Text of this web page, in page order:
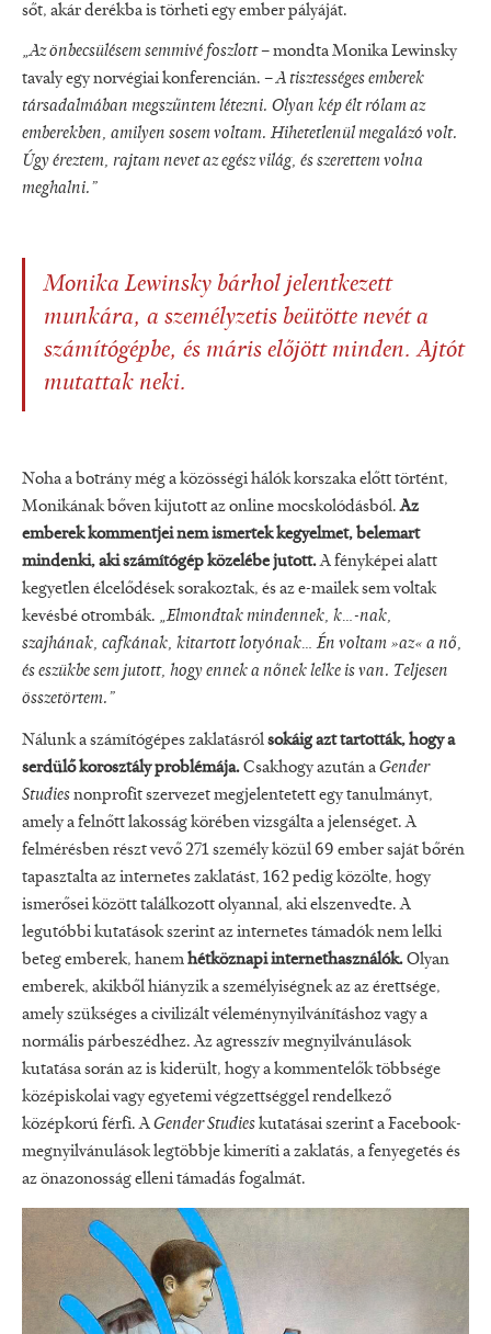
sőt, akár derékba is törheti egy ember pályáját.
„Az önbecsülésem semmivé foszlott– mondta Monika Lewinsky
tavaly egy norvégiai konferencián. –A tisztességes emberek
társadalmában megszűntem létezni. Olyan kép élt rólam az
emberekben, amilyen sosem voltam. Hihetetlenül megalázó volt.
Úgy éreztem, rajtam nevet az egész világ, és szerettem volna
meghalni.”
Monika Lewinsky bárhol jelentkezett
munkára, a személyzetis beütötte nevét a
számítógépbe, és máris előjött minden. Ajtót
mutattak neki.
Noha a botrány még a közösségi hálók korszaka előtt történt,
Monikának bőven kijutott az online mocskolódásból.Az
emberek kommentjei nem ismertek kegyelmet, belemart
mindenki, aki számítógép közelébe jutott.A fényképei alatt
kegyetlen élcelődések sorakoztak, és az e-mailek sem voltak
kevésbé otrombák. „Elmondtak mindennek, k…-nak,
szajhának, cafkának, kitartott lotyónak… Én voltam »az« a nő,
és eszükbe sem jutott, hogy ennek a nőnek lelke is van. Teljesen
összetörtem.”
Nálunk a számítógépes zaklatásrólsokáig azt tartották, hogy a
serdülő korosztály problémája.Csakhogy azután aGender
Studiesnonprofit szervezet megjelentetett egy tanulmányt,
amely a felnőtt lakosság körében vizsgálta a jelenséget. A
felmérésben részt vevő 271 személy közül 69 ember saját bőrén
tapasztalta az internetes zaklatást, 162 pedig közölte, hogy
ismerősei között találkozott olyannal, aki elszenvedte. A
legutóbbi kutatások szerint az internetes támadók nem lelki
beteg emberek, hanemhétköznapi internethasználók.Olyan
emberek, akikből hiányzik a személyiségnek az az érettsége,
amely szükséges a civilizált véleménynyilvánításhoz vagy a
normális párbeszédhez. Az agresszív megnyilvánulások
kutatása során az is kiderült, hogy a kommentelők többsége
középiskolai vagy egyetemi végzettséggel rendelkező
középkorú férfi. AGender Studieskutatásai szerint a Facebook-
megnyilvánulások legtöbbje kimeríti a zaklatás, a fenyegetés és
az önazonosság elleni támadás fogalmát.